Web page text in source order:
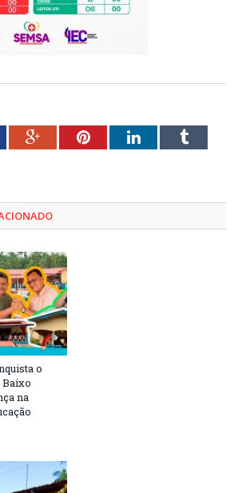
Google+PinterestLinkedInTumblr
o
na